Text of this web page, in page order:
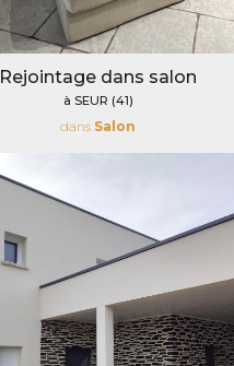
Rejointage dans salon
à SEUR (41)
dans Salon